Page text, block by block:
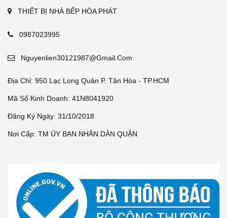
THIẾT BỊ NHÀ BẾP HÒA PHÁT
0987023995
Nguyenlien30121987@gmail.com
Địa Chỉ: 950 Lạc Long Quân P. Tân Hòa - TP.HCM
Mã Số Kinh Doanh: 41N8041920
Đăng Ký Ngày: 31/10/2018
Nơi Cấp: TM ỦY BAN NHÂN DÂN QUẬN